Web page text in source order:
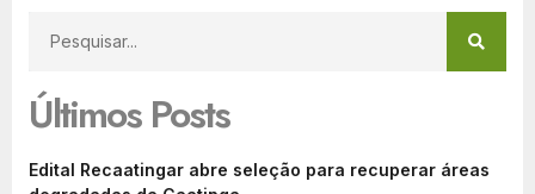
Últimos Posts
Edital Recaatingar abre seleção para recuperar áreas